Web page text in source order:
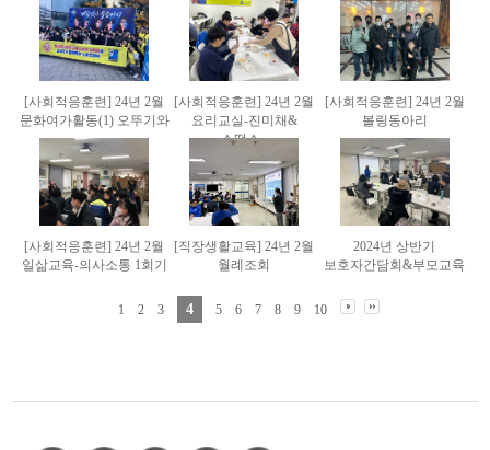
[사회적응훈련] 24년 2월
문화여가활동(1) 오뚜기와
..
[사회적응훈련] 24년 2월
요리교실-진미채&
소떡소..
[사회적응훈련] 24년 2월
볼링동아리
[사회적응훈련] 24년 2월
일삶교육-의사소통 1회기
[직장생활교육] 24년 2월
월례조회
2024년 상반기
보호자간담회&부모교육
1 2 3 4 5 6 7 8 9 10